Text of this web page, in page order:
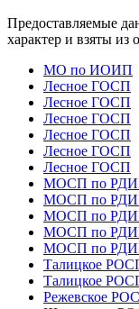
Предоставляемые
характер и взяты из
МО по ИОИП
Лесное ГОСП
Лесное ГОСП
Лесное ГОСП
Лесное ГОСП
Лесное ГОСП
Лесное ГОСП
МОСП по
МОСП по
МОСП по
МОСП по
МОСП по
Талицкое
Талицкое
Режевское